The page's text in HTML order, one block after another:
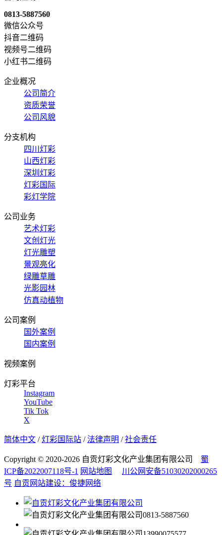
0813-5887560
微信公众号
抖音二维码
视频号二维码
小红书二维码
企业概况
公司简介
资质荣誉
公司风貌
分支机构
四川灯彩
山西灯彩
深圳灯彩
灯彩国际
彩灯学院
公司业务
艺术灯彩
文创灯光
灯光雕塑
景观亮化
绿雕草雕
光影园林
仿真动植物
公司案例
国外案例
国内案例
视频案例
灯彩平台
Instagram
YouTube
Tik Tok
X
简体中文 / 灯彩国际站 /法律声明 /社会责任
Copyright © 2020-2026 自贡灯彩文化产业集团有限公司 蜀
ICP备2022007118号-1 网站地图
川公网安备51030202000265
号 自贡网站建设：俊捷网络
0813-5887560